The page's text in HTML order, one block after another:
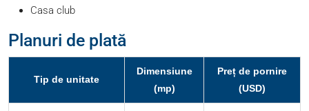
Casa club
Planuri de plată
Tip de unitate
Dimensiune
(mp)
Preț de pornire
(USD)